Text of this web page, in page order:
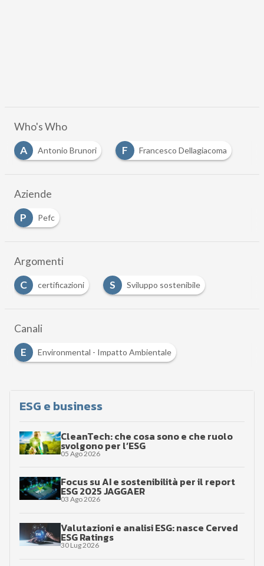
Who's Who
A
Antonio Brunori F Francesco Dellagiacoma
Aziende
P
Pefc
Argomenti
C
certificazioni S Sviluppo sostenibile
Canali
E
Environmental - Impatto Ambientale
ESG e business
CleanTech: che cosa sono e che ruolo
svolgono per l’ESG
05 Ago 2026
Focus su AI e sostenibilità per il report
ESG 2025 JAGGAER
03 Ago 2026
Valutazioni e analisi ESG: nasce Cerved
ESG Ratings
30 Lug 2026